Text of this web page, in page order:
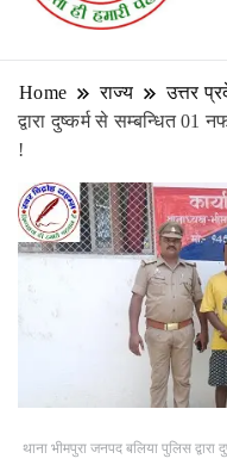
Home राज्य उत्तर
द्वारा दुष्कर्म से सम्बन्धित 01
!
थाना भीमपुरा जनपद बलिया पुलिस